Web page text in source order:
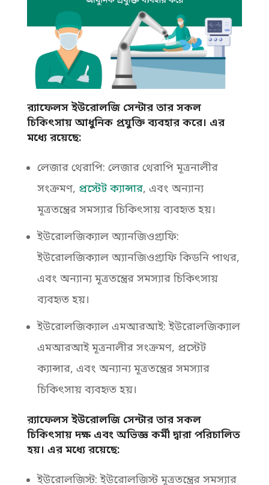
র‌্যাফেলস ইউরোলজি সেন্টার তার সকল
চিকিৎসায় আধুনিক প্রযুক্তি ব্যবহার করে। এর
মধ্যে রয়েছে:
লেজার থেরাপি: লেজার থেরাপি মূত্রনালীর
সংক্রমণ, প্রস্টেট ক্যান্সার, এবং অন্যান্য
মূত্রতন্ত্রের সমস্যার চিকিৎসায় ব্যবহৃত হয়।
ইউরোলজিক্যাল অ্যানজিওগ্রাফি:
ইউরোলজিক্যাল অ্যানজিওগ্রাফি কিডনি পাথর,
এবং অন্যান্য মূত্রতন্ত্রের সমস্যার চিকিৎসায়
ব্যবহৃত হয়।
ইউরোলজিক্যাল এমআরআই: ইউরোলজিক্যাল
এমআরআই মূত্রনালীর সংক্রমণ, প্রস্টেট
ক্যান্সার, এবং অন্যান্য মূত্রতন্ত্রের সমস্যার
চিকিৎসায় ব্যবহৃত হয়।
র‌্যাফেলস ইউরোলজি সেন্টার তার সকল
চিকিৎসায় দক্ষ এবং অভিজ্ঞ কর্মী দ্বারা পরিচালিত
হয়। এর মধ্যে রয়েছে:
ইউরোলজিস্ট: ইউরোলজিস্ট মূত্রতন্ত্রের সমস্যার